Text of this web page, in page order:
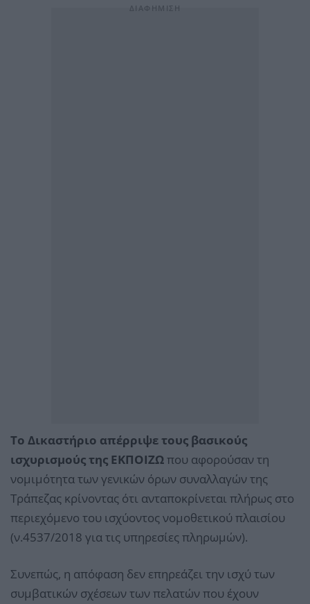
Το Δικαστήριο απέρριψε τους βασικούς
ισχυρισμούς της ΕΚΠΟΙΖΩπου αφορούσαν τη
νομιμότητα των γενικών όρων συναλλαγών της
Τράπεζας κρίνοντας ότι ανταποκρίνεται πλήρως στο
περιεχόμενο του ισχύοντος νομοθετικού πλαισίου
(ν.4537/2018 για τις υπηρεσίες πληρωμών).
Συνεπώς, η απόφαση δεν επηρεάζει την ισχύ των
συμβατικών σχέσεων των πελατών που έχουν